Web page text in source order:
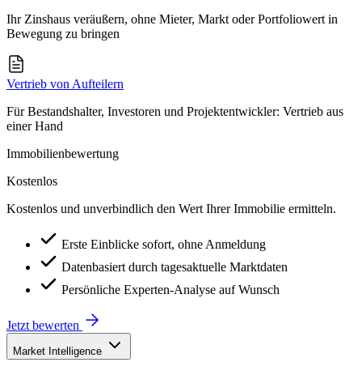
Ihr Zinshaus veräußern, ohne Mieter, Markt oder Portfoliowert in
Bewegung zu bringen
Vertrieb von Aufteilern
Für Bestandshalter, Investoren und Projektentwickler: Vertrieb aus
einer Hand
Immobilienbewertung
Kostenlos
Kostenlos und unverbindlich den Wert Ihrer Immobilie ermitteln.
Erste Einblicke sofort, ohne Anmeldung
Datenbasiert durch tagesaktuelle Marktdaten
Persönliche Experten-Analyse auf Wunsch
Jetzt bewerten
Market Intelligence